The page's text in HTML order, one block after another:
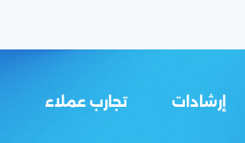
إرشادات تجارب عملاء